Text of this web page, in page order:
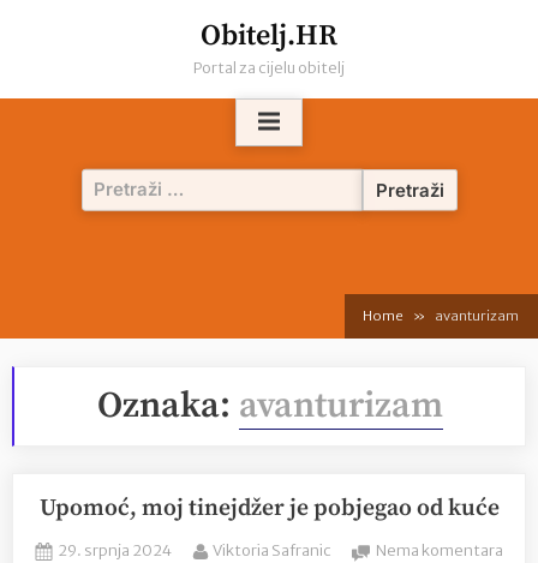
Obitelj.HR
Portal za cijelu obitelj
Pretraži:
Home avanturizam
Oznaka: avanturizam
Upomoć, moj tinejdžer je pobjegao od kuće
Posted
29. srpnja 2024 By
Viktoria Safranic Nema komentara